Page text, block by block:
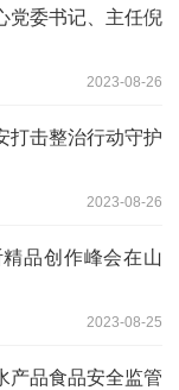
党委书记、主任倪
2023-08-26
打击整治行动守护
2023-08-26
品创作峰会在山
2023-08-25
产品食品安全监管